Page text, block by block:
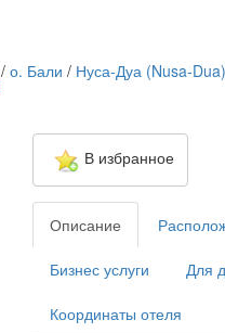
/ о. Бали / Нуса-Дуа (Nusa-Dua)
В избранное
Описание
Бизнес услуги Для
Координаты отеля